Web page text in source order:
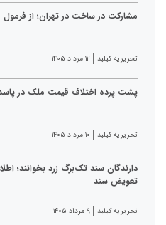
مشارکت در ساخت در تهران؛ از فرمول ۴۰-۶۰ تا توافق‌های ۵۰-۵۰
تحریریه کیلید ۱۲ مرداد ۱۴۰۵
پشت پرده اختلاف قیمت ملک در
تحریریه کیلید ۱۰ مرداد ۱۴۰۵
دارندگان سند تک‌برگ زرد بخوانند؛
تعویض سند
تحریریه کیلید ۹ مرداد ۱۴۰۵